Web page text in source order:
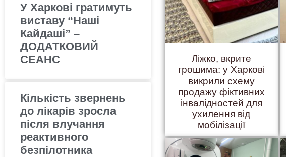
У Харкові гратимуть
виставу “Наші
Кайдаші” –
ДОДАТКОВИЙ
СЕАНС
Кількість звернень
до лікарів зросла
після влучання
реактивного
безпілотника
Ліжко, вкрите
грошима: у Харкові
викрили схему
продажу фіктивних
інвалідностей для
ухилення від
мобілізації